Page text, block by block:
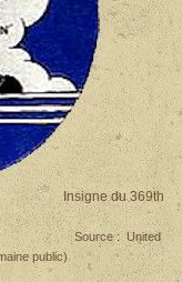
du 369th
: United
public)